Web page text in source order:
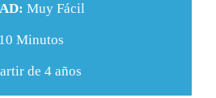
Muy Fácil
10 Minutos
de 4 años